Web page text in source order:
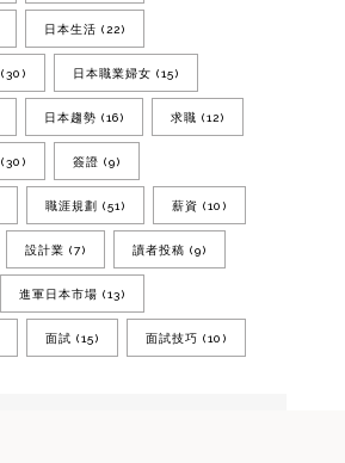
日本生活 (22)
(30) 日本職業婦女 (15)
日本趨勢 (16) 求職 (12)
(30) 簽證 (9)
職涯規劃 (51) 薪資 (10)
設計業 (7) 讀者投稿 (9)
進軍日本市場 (13)
面試 (15) 面試技巧 (10)